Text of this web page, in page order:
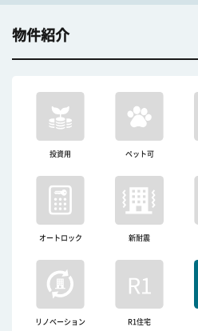
物件紹介
投資用 ペット可
オートロック 新耐震
リノベーション R1住宅